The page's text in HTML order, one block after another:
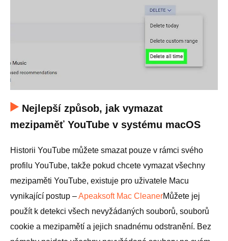
Nejlepší způsob, jak vymazat
mezipaměť YouTube v systému macOS
Historii YouTube můžete smazat pouze v rámci svého
profilu YouTube, takže pokud chcete vymazat všechny
mezipaměti YouTube, existuje pro uživatele Macu
vynikající postup –Apeaksoft Mac CleanerMůžete jej
použít k detekci všech nevyžádaných souborů, souborů
cookie a mezipamětí a jejich snadnému odstranění. Bez